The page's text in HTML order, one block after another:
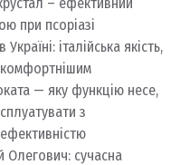
при псоріазі
Україні: італійська якість,
— яку функцію несе,
з
Олегович: сучасна